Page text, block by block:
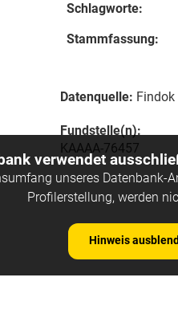
Schlagworte:
Stammfassung:
Datenquelle:
Fundstelle(n):
KAAAA-76457
verwendet
unseres Datenbank-
Profilerstellung, werden
Hinweis